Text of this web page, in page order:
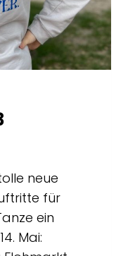
neue
für
ein
Mai: